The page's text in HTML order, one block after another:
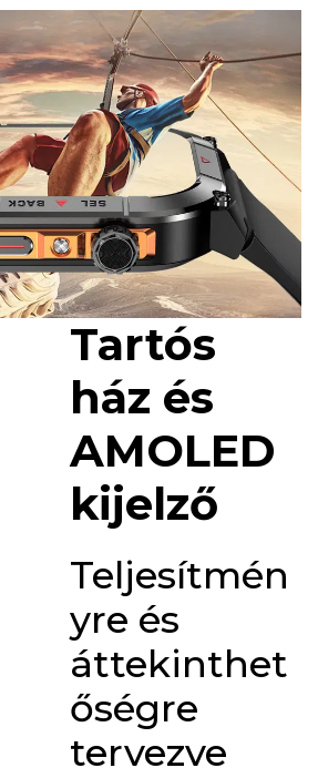
Tartós
ház és
AMOLED
kijelző
Teljesítmén
yre és
áttekinthet
őségre
tervezve